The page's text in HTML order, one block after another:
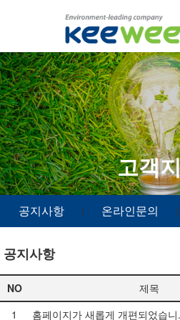
고객
공지사항 | 온라인문의
공지사항
NO 제목
1
홈페이지가 새롭게 개편되었습니